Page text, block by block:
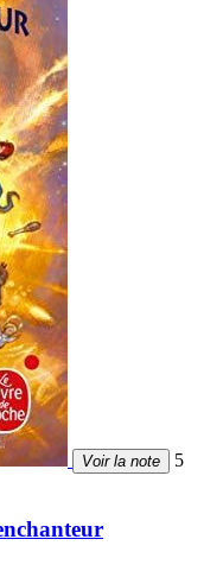
Voir la note
5